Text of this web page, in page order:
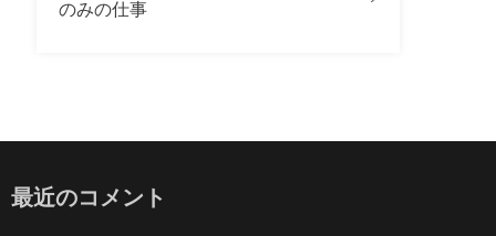
のみの仕事
最近のコメント